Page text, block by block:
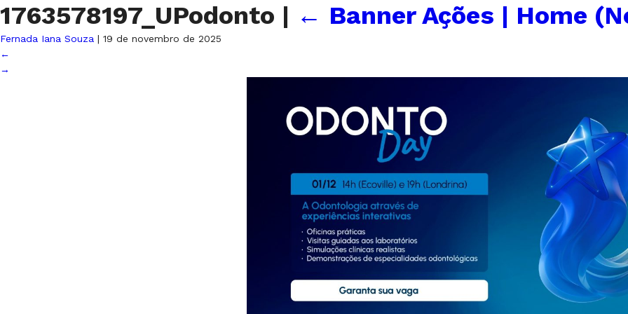
1763578197_UPodonto | ← Banner Ações | Home
Fernada Iana Souza | 19 de novembro de 2025
←
→